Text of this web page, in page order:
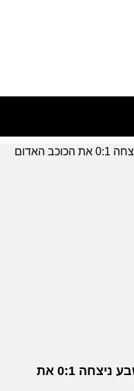
בעשרה שחקנים: הפועל באר שבע ניצחה 0:1 את